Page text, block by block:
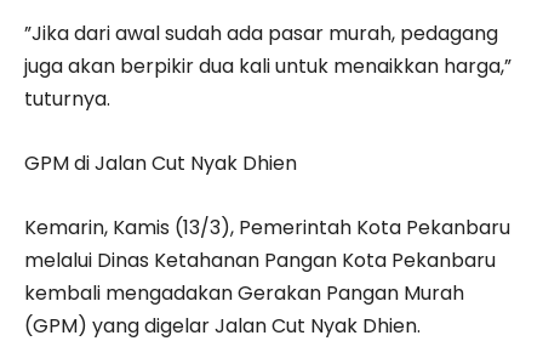
”Jika dari awal sudah ada pasar murah, pedagang
juga akan berpikir dua kali untuk menaikkan harga,”
tuturnya.
GPM di Jalan Cut Nyak Dhien
Kemarin, Kamis (13/3), Pemerintah Kota Pekanbaru
melalui Dinas Ketahanan Pangan Kota Pekanbaru
kembali mengadakan Gerakan Pangan Murah
(GPM) yang digelar Jalan Cut Nyak Dhien.